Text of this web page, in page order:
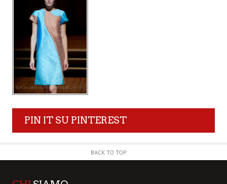
PIN IT SU PINTEREST
BACK TO TOP